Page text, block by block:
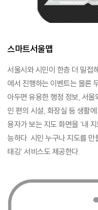
스마트서울맵
서울시와 시민이 한층 더 밀접
에서 진행하는 이벤트는 물론
아두면 유용한 행정 정보, 서
인 편의 시설, 화장실 등 생활
용자가 보는 지도 화면을 ‘내
능하다. 시민 누구나 지도를 만
태깅’ 서비스도 제공한다.